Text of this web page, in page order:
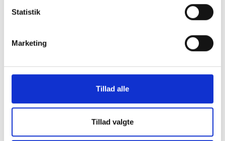
Statistik
Marketing
Tillad alle
Tillad valgte
01. MARTS 2027
Mødet er for dig, der er valgt til kredsens
repræsentantskab, og du er allerede tilmeldt.Det er
ikke muligt at tilmelde sig dette møde.